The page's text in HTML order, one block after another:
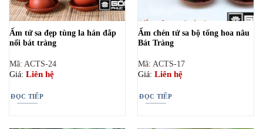
Ấm tử sa đẹp tùng la hán đắp
nổi bát tràng
Mã: ACTS-24
Giá: Liên hệ
ĐỌC TIẾP
Ấm chén tử sa bộ tống hoa nâu
Bát Tràng
Mã: ACTS-17
Giá: Liên hệ
ĐỌC TIẾP